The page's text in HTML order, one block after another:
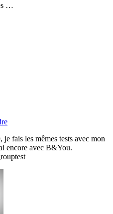
…
fais les mêmes tests avec mon
encore avec B&You.